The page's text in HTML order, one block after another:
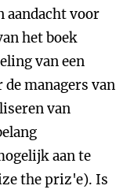
aandacht voor
het boek
van een
managers van
van
aan te
the priz'e). Is